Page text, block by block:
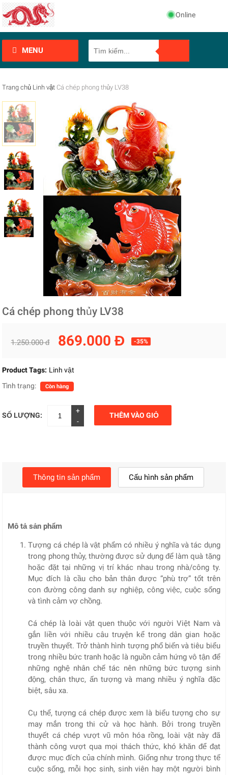
Online
MENU
Trang chủ Linh vật Cá chép phong thủy LV38
Cá chép phong thủy LV38
1.250.000 đ 869.000 Đ -35%
Product Tags: Linh vật
Tình trạng:
Còn hàng
SỐ LƯỢNG:
+
-
THÊM VÀO GIỎ
Thông tin sản phẩm Cấu hình sản phẩm
Mô tả sản phẩm
Tượng cá chép là vật phẩm có nhiều ý nghĩa và tác dụng
trong phong thủy, thường được sử dụng để làm quà tặng
hoặc đặt tại những vị trí khác nhau trong nhà/công ty.
Mục đích là cầu cho bản thân được “phù trợ” tốt trên
con đường công danh sự nghiệp, công việc, cuộc sống
và tình cảm vợ chồng.
Cá chép là loài vật quen thuộc với người Việt Nam và
gắn liền với nhiều câu truyện kể trong dân gian hoặc
truyền thuyết. Trở thành hình tượng phổ biến và tiêu biểu
trong nhiều bức tranh hoặc là nguồn cảm hứng vô tận để
những nghệ nhân chế tác nên những bức tượng sinh
động, chân thực, ấn tượng và mang nhiều ý nghĩa đặc
biệt, sâu xa.
Cụ thể, tượng cá chép được xem là biểu tượng cho sự
may mắn trong thi cử và học hành. Bởi trong truyền
thuyết cá chép vượt vũ môn hóa rồng, loài vật này đã
thành công vượt qua mọi thách thức, khó khăn để đạt
được mục đích của chính mình. Giống như trong thực tế
cuộc sống, mỗi học sinh, sinh viên hay một người bình